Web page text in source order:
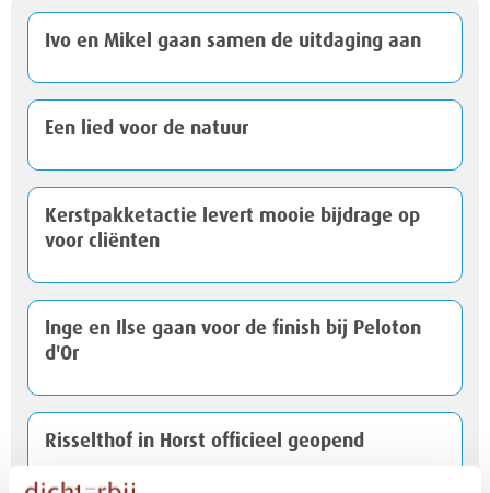
Ivo en Mikel gaan samen de uitdaging aan
Een lied voor de natuur
Kerstpakketactie levert mooie bijdrage op
voor cliënten
Inge en Ilse gaan voor de finish bij Peloton
d'Or
Risselthof in Horst officieel geopend